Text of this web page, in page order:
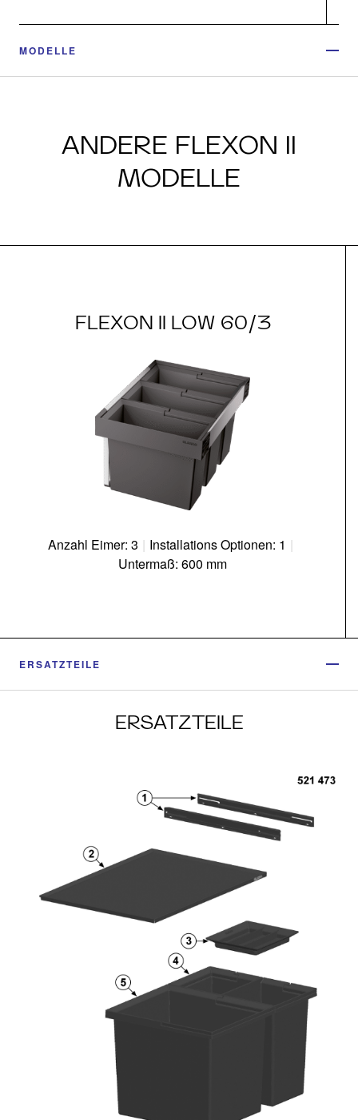
MODELLE
ANDERE FLEXON II
MODELLE
FLEXON II LOW 60/3
Anzahl Eimer: 3 | Installations Optionen: 1 |
Untermaß: 600 mm
ERSATZTEILE
ERSATZTEILE